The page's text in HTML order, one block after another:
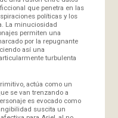
que penetra en las
políticas y los
La minuciosidad
permiten una
por la repugnante
así una
turbulenta
actúa como un
se van trenzando a
es evocado como
suscita un